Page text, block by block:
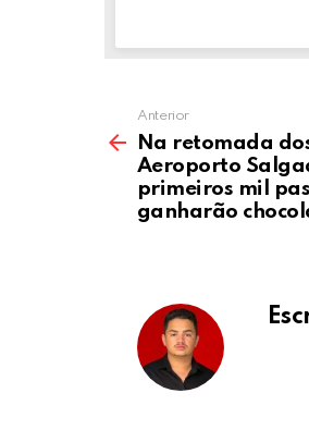
Anterior
Na retomada
Aeroporto
primeiros mil
ganharão